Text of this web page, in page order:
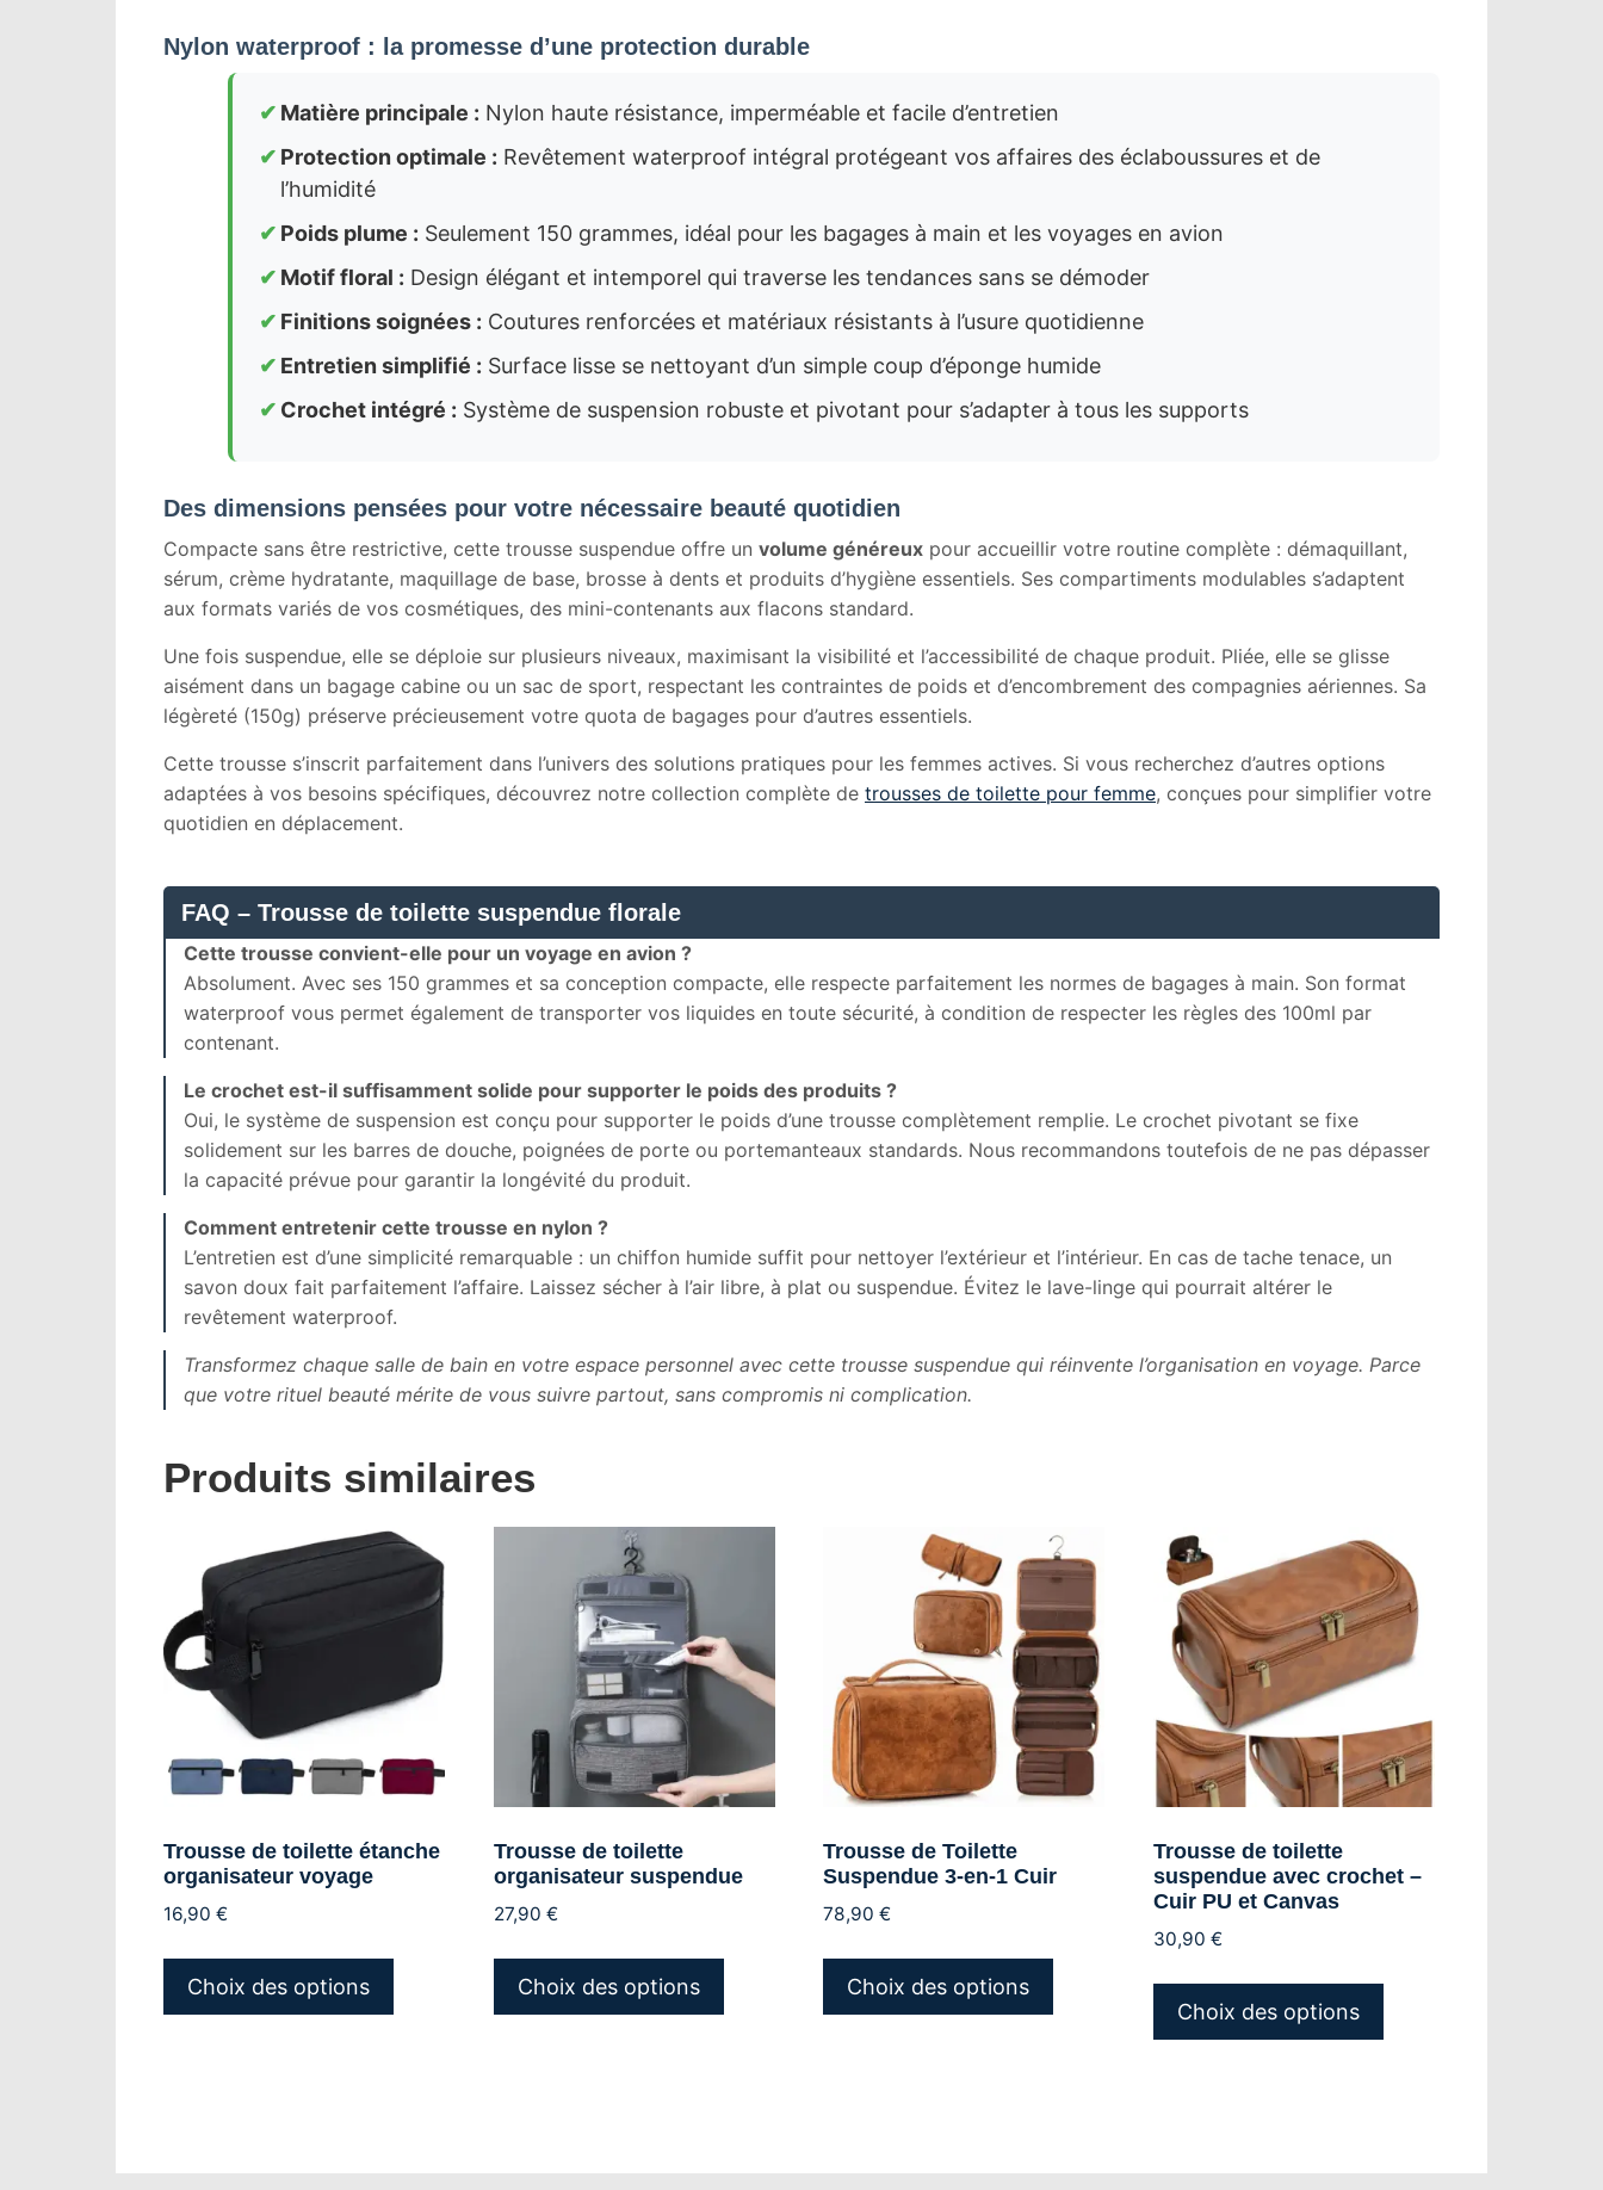
Nylon waterproof : la promesse d’une protection durable
Matière principale : Nylon haute résistance, imperméable et facile d’entretien
Protection optimale : Revêtement waterproof intégral protégeant vos affaires des éclaboussures et de
l’humidité
Poids plume : Seulement 150 grammes, idéal pour les bagages à main et les voyages en avion
Motif floral : Design élégant et intemporel qui traverse les tendances sans se démoder
Finitions soignées : Coutures renforcées et matériaux résistants à l’usure quotidienne
Entretien simplifié : Surface lisse se nettoyant d’un simple coup d’éponge humide
Crochet intégré : Système de suspension robuste et pivotant pour s’adapter à tous les supports
Des dimensions pensées pour votre nécessaire beauté quotidien
Compacte sans être restrictive, cette trousse suspendue offre un volume généreux pour accueillir votre routine complète : démaquillant,
sérum, crème hydratante, maquillage de base, brosse à dents et produits d’hygiène essentiels. Ses compartiments modulables s’adaptent
aux formats variés de vos cosmétiques, des mini-contenants aux flacons standard.
Une fois suspendue, elle se déploie sur plusieurs niveaux, maximisant la visibilité et l’accessibilité de chaque produit. Pliée, elle se glisse
aisément dans un bagage cabine ou un sac de sport, respectant les contraintes de poids et d’encombrement des compagnies aériennes. Sa
légèreté (150g) préserve précieusement votre quota de bagages pour d’autres essentiels.
Cette trousse s’inscrit parfaitement dans l’univers des solutions pratiques pour les femmes actives. Si vous recherchez d’autres options
adaptées à vos besoins spécifiques, découvrez notre collection complète de trousses de toilette pour femme, conçues pour simplifier votre
quotidien en déplacement.
FAQ – Trousse de toilette suspendue florale
Cette trousse convient-elle pour un voyage en avion ?
Absolument. Avec ses 150 grammes et sa conception compacte, elle respecte parfaitement les normes de bagages à main. Son format
waterproof vous permet également de transporter vos liquides en toute sécurité, à condition de respecter les règles des 100ml par
contenant.
Le crochet est-il suffisamment solide pour supporter le poids des produits ?
Oui, le système de suspension est conçu pour supporter le poids d’une trousse complètement remplie. Le crochet pivotant se fixe
solidement sur les barres de douche, poignées de porte ou portemanteaux standards. Nous recommandons toutefois de ne pas dépasser
la capacité prévue pour garantir la longévité du produit.
Comment entretenir cette trousse en nylon ?
L’entretien est d’une simplicité remarquable : un chiffon humide suffit pour nettoyer l’extérieur et l’intérieur. En cas de tache tenace, un
savon doux fait parfaitement l’affaire. Laissez sécher à l’air libre, à plat ou suspendue. Évitez le lave-linge qui pourrait altérer le
revêtement waterproof.
Transformez chaque salle de bain en votre espace personnel avec cette trousse suspendue qui réinvente l’organisation en voyage. Parce
que votre rituel beauté mérite de vous suivre partout, sans compromis ni complication.
Produits similaires
Trousse de toilette étanche
organisateur voyage
16,90 €
Choix des options
a
Trousse de toilette
organisateur suspendue
27,90 €
Choix des options
a
Trousse de Toilette
Suspendue 3-en-1 Cuir
78,90€
Choix des options
a
Trousse de toilette
suspendue avec crochet –
Cuir PU et Canvas
30,90 €
Choix des options
a